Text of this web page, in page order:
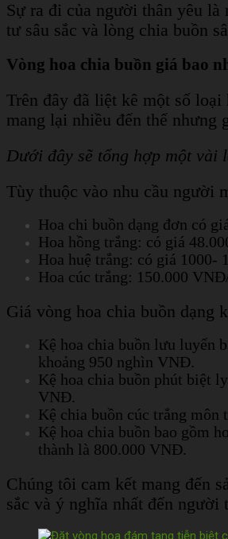
Sự ra đi của người thân yêu
tư sâu sắc và lòng chia buồn
Vòng hoa chia buồn giá bao
Trên đây đã liệt kê một số
mang lại nhiều đến thế nhưng
Dưới đây sẽ tổng hợp một vài
Tùy thuộc vào nhu cầu người
Hoa chi buồn dạng đơn có
Hoa hồng trắng: có giá
Hoa huệ trắng: có giá 1000-
Hoa cúc trắng: 150.000
Giá vòng hoa chia buồn dạng
Kệ hoa chia buồn lưu luyến
khoảng 950 nghìn VNĐ.
Kệ hoa chia buồn phút biệt
VNĐ.
Kệ chia buồn cúc trắng
Kệ hoa chia buồn bao gồm
thành là 800.000 VNĐ.
Chúng tôi cam kết mang đến
sắc và ý nghĩa nhất đến người